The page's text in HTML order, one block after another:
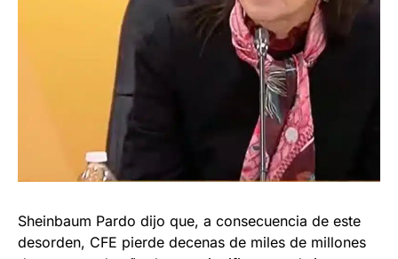
Sheinbaum Pardo dijo que, a consecuencia de este
desorden, CFE pierde decenas de miles de millones